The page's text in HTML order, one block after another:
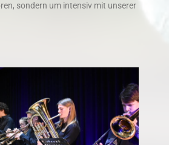
sondern um intensiv mit unserer